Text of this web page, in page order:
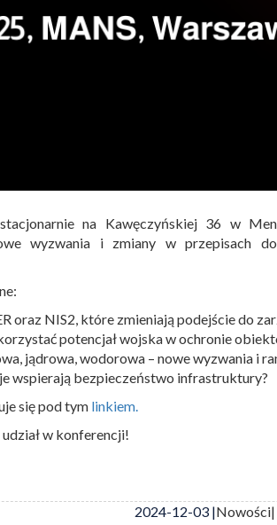
na Kawęczyńskiej 36 w
wyzwania i zmiany w przepisach
oraz NIS2, które zmieniają podejście do
potencjał wojska w ochronie
jądrowa, wodorowa – nowe wyzwania i
wspierają bezpieczeństwo infrastruktury?
się pod tym linkiem.
w konferencji!
2024-12-03 |Nowości